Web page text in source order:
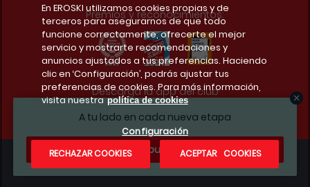
A tu lado en cada nueva etapa
¿Te apuntas?
Premios y reconocimientos:
Descarga la app del club
Condiciones legales
En EROSKI utilizamos cookies propias y de
terceros para asegurarnos de que todo
funcione correctamente, ofrecerte el mejor
servicio y mostrarte recomendaciones y
anuncios ajustados a tus preferencias. Haciendo
clic en ‘Configuración’, podrás ajustar tus
preferencias de cookies. Para más información,
visita nuestra política de cookies
Configuración
RECHAZAR COOKIES
ACEPTAR COOKIES